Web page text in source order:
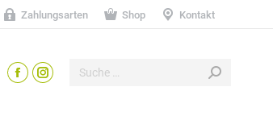
Zahlungsarten Shop Kontakt